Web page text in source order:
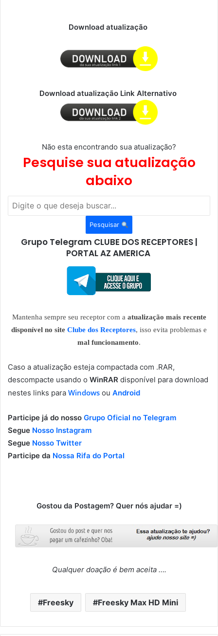
Download atualização
Download atualização Link Alternativo
Não esta encontrando sua atualização?
Pesquise sua atualização
abaixo
Pesquisar
Grupo Telegram CLUBE DOS RECEPTORES |
PORTAL AZ AMERICA
Mantenha sempre seu receptor com a atualização mais recente
disponível no site Clube dos Receptores, isso evita problemas e
mal funcionamento.
Caso a atualização esteja compactada com .RAR,
descompacte usando o WinRAR disponível para download
nestes links para Windows ou Android
Participe já do nosso Grupo Oficial no Telegram
Segue Nosso Instagram
Segue Nosso Twitter
Participe da Nossa Rifa do Portal
Gostou da Postagem? Quer nós ajudar =)
Qualquer doação é bem aceita ….
Freesky Freesky Max HD Mini